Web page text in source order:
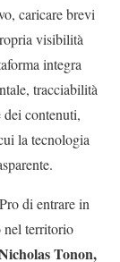
caricare brevi
visibilità
integra
tracciabilità
contenuti,
la tecnologia
di entrare in
nel territorio
Tonon,